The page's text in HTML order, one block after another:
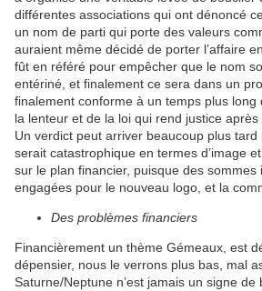
différentes associations qui ont dénoncé
un nom de parti qui porte des valeurs
auraient même décidé de porter l’affaire
fût en référé pour empêcher que le nom
entériné, et finalement ce sera dans un
finalement conforme à un temps plus long
la lenteur et de la loi qui rend justice après
Un verdict peut arriver beaucoup plus
serait catastrophique en termes d’image
sur le plan financier, puisque des
engagées pour le nouveau logo, et la
Des problèmes financiers
Financièrement un thème Gémeaux, est
dépensier, nous le verrons plus bas, mal
Saturne/Neptune n’est jamais un signe de